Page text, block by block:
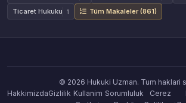
Ticaret Hukuku 1 Tüm Makaleler (861)
© 2026 Hukuki Uzman. Tum haklari
HakkimizdaGizlilik Kullanim Sorumluluk
Cerez